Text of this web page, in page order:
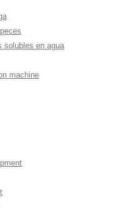
solubles en agua
machine